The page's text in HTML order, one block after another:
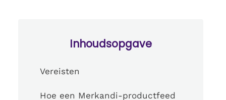
Inhoudsopgave
Vereisten
Hoe een Merkandi-productfeed